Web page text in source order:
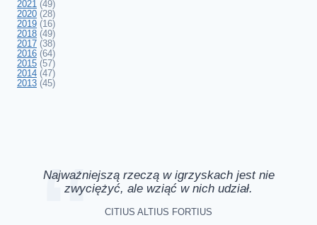
2021 (49)
2020 (28)
2019 (16)
2018 (49)
2017 (38)
2016 (64)
2015 (57)
2014 (47)
2013 (45)
Najważniejszą rzeczą w igrzyskach jest nie
zwyciężyć, ale wziąć w nich udział.
CITIUS ALTIUS FORTIUS